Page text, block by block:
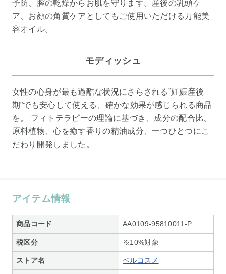
予防、膣の乾燥からお肌を守ります。産後の乳頭ケ
ア、お顔の角質ケアとしてもご使用いただける万能美
容オイル。
モディッシュ
女性の心身が最も過酷な状況にさらされる”妊娠産後
期”でも安心して使える、確かな効果が感じられる商品
を。 フィトテラピーの理論に基づき、成分の配合比、
原料植物、心を癒す香りの精油成分、一つひとつにこ
だわり開発しました。
アイテム情報
商品コード AA0109-95810011-P
税区分 ※10%対象
ストア名 ベルコスメ